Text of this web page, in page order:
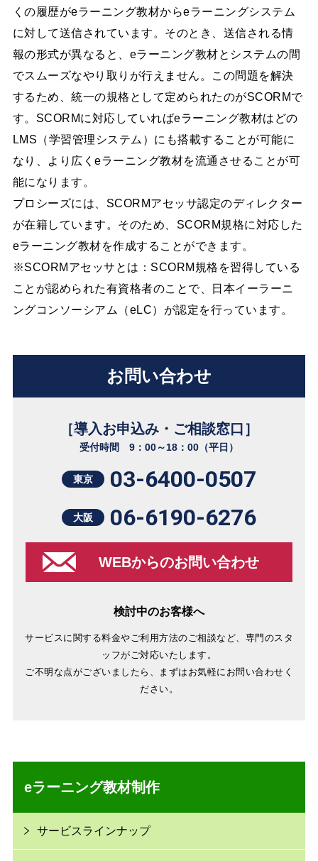
くの履歴がeラーニング教材からeラーニングシステム
に対して送信されています。そのとき、送信される情
報の形式が異なると、eラーニング教材とシステムの間
でスムーズなやり取りが行えません。この問題を解決
するため、統一の規格として定められたのがSCORMで
す。SCORMに対応していればeラーニング教材はどの
LMS（学習管理システム）にも搭載することが可能に
なり、より広くeラーニング教材を流通させることが可
能になります。
プロシーズには、SCORMアセッサ認定のディレクター
が在籍しています。そのため、SCORM規格に対応した
eラーニング教材を作成することができます。
※SCORMアセッサとは：SCORM規格を習得している
ことが認められた有資格者のことで、日本イーラーニ
ングコンソーシアム（eLC）が認定を行っています。
お問い合わせ
［導入お申込み・ご相談窓口］
受付時間 9：00～18：00（平日）
東京 03-6400-0507
大阪 06-6190-6276
WEBからのお問い合わせ
検討中のお客様へ
サービスに関する料金やご利用方法のご相談など、専門のスタ
ッフがご対応いたします。
ご不明な点がございましたら、まずはお気軽にお問い合わせく
ださい。
eラーニング教材制作
サービスラインナップ